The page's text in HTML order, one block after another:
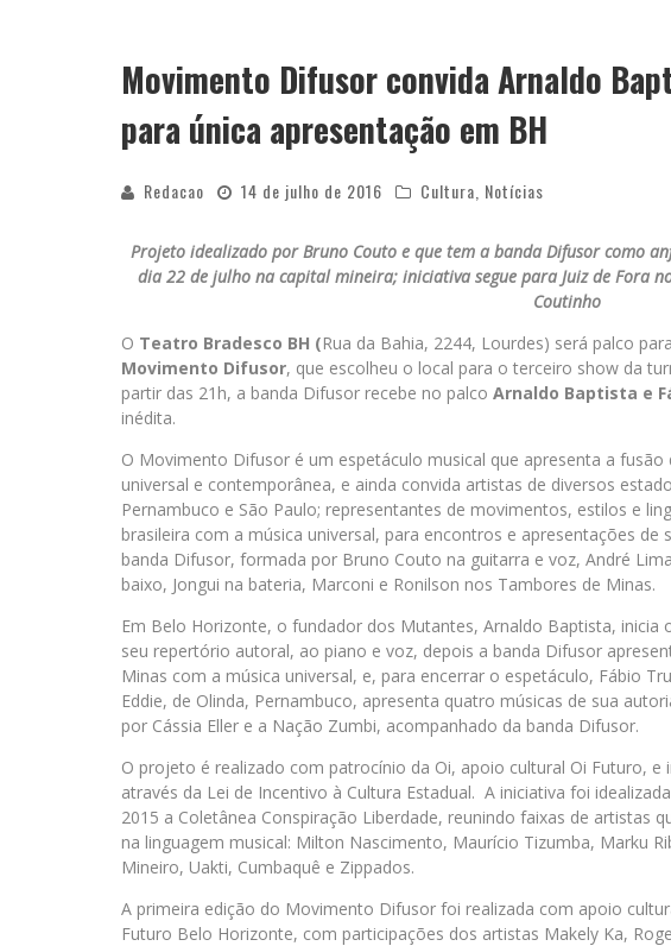
Movimento Difusor convida Arnaldo
para única apresentação em BH
Redacao 14 de julho de 2016 Cultura Notícias
Projeto idealizado por Bruno Couto e que tem a banda Difusor como
dia 22 de julho na capital mineira; iniciativa segue para Juiz de Fora
Coutinho
O Teatro Bradesco BH (Rua da Bahia, 2244, Lourdes) será palco
Movimento Difusor, que escolheu o local para o terceiro show da
partir das 21h, a banda Difusor recebe no palco Arnaldo Baptista e
inédita.
O Movimento Difusor é um espetáculo musical que apresenta a
universal e contemporânea, e ainda convida artistas de diversos
Pernambuco e São Paulo; representantes de movimentos, estilos e
brasileira com a música universal, para encontros e apresentações de
banda Difusor, formada por Bruno Couto na guitarra e voz, André
baixo, Jongui na bateria, Marconi e Ronilson nos Tambores de Minas.
Em Belo Horizonte, o fundador dos Mutantes, Arnaldo Baptista,
seu repertório autoral, ao piano e voz, depois a banda Difusor
Minas com a música universal, e, para encerrar o espetáculo, Fábio
Eddie, de Olinda, Pernambuco, apresenta quatro músicas de sua
por Cássia Eller e a Nação Zumbi, acompanhado da banda Difusor.
O projeto é realizado com patrocínio da Oi, apoio cultural Oi Futuro, e
através da Lei de Incentivo à Cultura Estadual. A iniciativa foi
2015 a Coletânea Conspiração Liberdade, reunindo faixas de artistas
na linguagem musical: Milton Nascimento, Maurício Tizumba, Marku
Mineiro, Uakti, Cumbaquê e Zippados.
A primeira edição do Movimento Difusor foi realizada com apoio
Futuro Belo Horizonte, com participações dos artistas Makely Ka,